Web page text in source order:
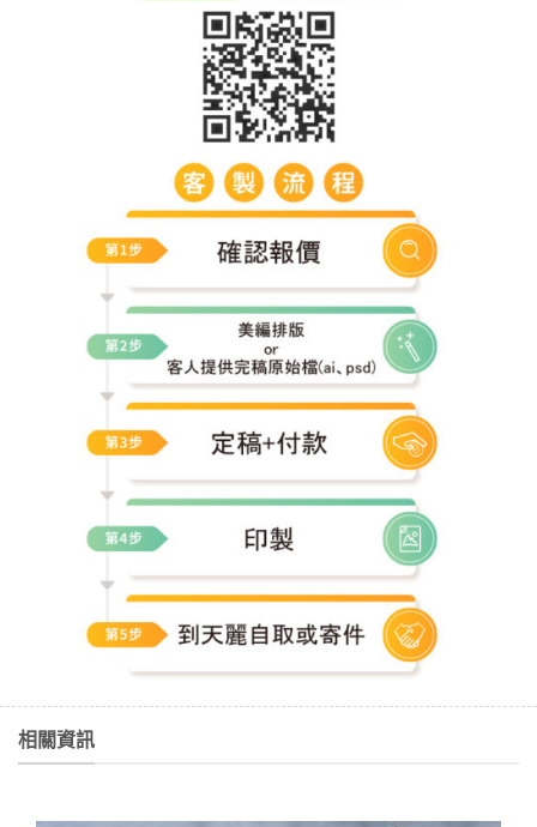
相關資訊